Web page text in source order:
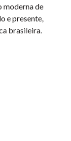
moderna de
e presente,
brasileira.